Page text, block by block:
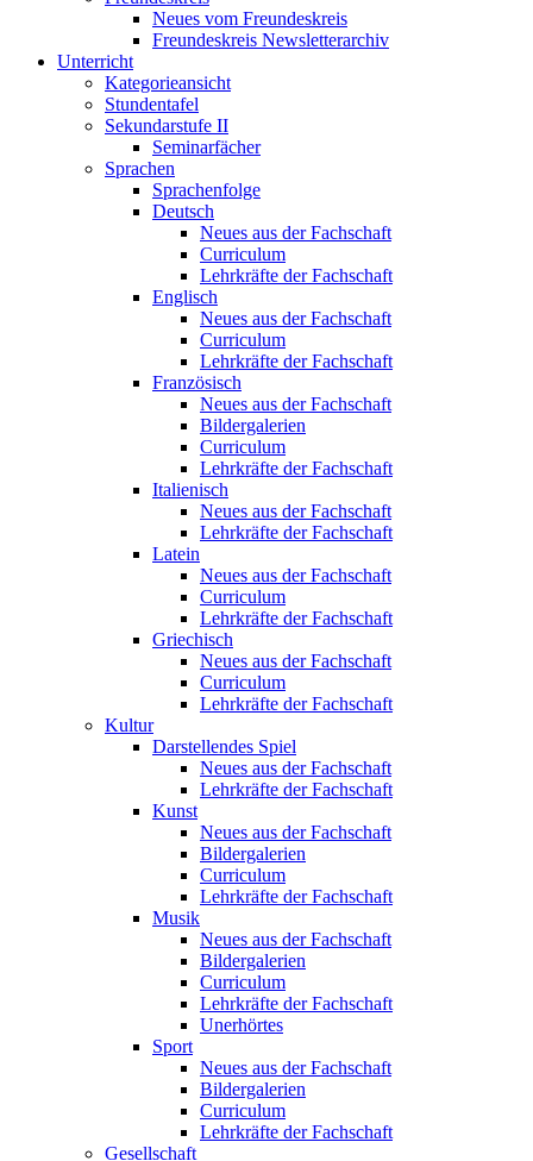
Neues vom Freundeskreis
Freundeskreis Newsletterarchiv
Unterricht
Kategorieansicht
Stundentafel
Sekundarstufe II
Seminarfächer
Sprachen
Sprachenfolge
Deutsch
Neues aus der Fachschaft
Curriculum
Lehrkräfte der Fachschaft
Englisch
Neues aus der Fachschaft
Curriculum
Lehrkräfte der Fachschaft
Französisch
Neues aus der Fachschaft
Bildergalerien
Curriculum
Lehrkräfte der Fachschaft
Italienisch
Neues aus der Fachschaft
Lehrkräfte der Fachschaft
Latein
Neues aus der Fachschaft
Curriculum
Lehrkräfte der Fachschaft
Griechisch
Neues aus der Fachschaft
Curriculum
Lehrkräfte der Fachschaft
Kultur
Darstellendes Spiel
Neues aus der Fachschaft
Lehrkräfte der Fachschaft
Kunst
Neues aus der Fachschaft
Bildergalerien
Curriculum
Lehrkräfte der Fachschaft
Musik
Neues aus der Fachschaft
Bildergalerien
Curriculum
Lehrkräfte der Fachschaft
Unerhörtes
Sport
Neues aus der Fachschaft
Bildergalerien
Curriculum
Lehrkräfte der Fachschaft
Gesellschaft